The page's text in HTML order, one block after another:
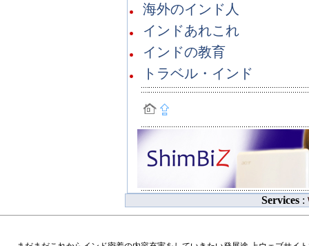
海外のインド人
インドあれこれ
インドの教育
トラベル・インド
Services :